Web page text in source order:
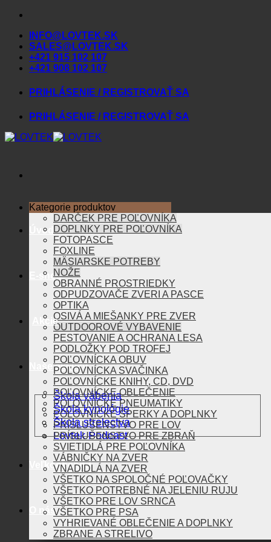
Skip
contentINFO@LOVTEK.SK
SALES@LOVTEK.SK
+421 915 102 107
+421 908 102 107
PRIHLÁSENIE / REGISTROVAŤ SA
PRIHLÁSENIE / REGISTROVAŤ SA
Úvod
E-shop
Akcie
Naše aktivity
Škola vábenia
Škola kynológie
Škola strelectva
Lovtek Podcast
Veľkoobchod
O nás
Kategorie produktov
DARČEK PRE POĽOVNÍKA
DOPLNKY PRE POĽOVNÍKA
FOTOPASCE
FOXLINE
MÄSIARSKE POTREBY
NOŽE
OBRANNÉ PROSTRIEDKY
ODPUDZOVAČE ZVERI A PASCE
OPTIKA
OSIVÁ A MIEŠANKY PRE ZVER
OUTDOOROVÉ VYBAVENIE
PESTOVANIE A OCHRANA LESA
PODLOŽKY POD TROFEJ
POĽOVNÍCKA OBUV
POĽOVNÍCKA SVAČINKA
POĽOVNÍCKE KNIHY, CD, DVD
POĽOVNÍCKE OBLEČENIE
POĽOVNÍCKE PNEUMATIKY
POĽOVNÍCKE ŠPERKY A DOPLNKY
PRÍSLUŠENSTVO PRE LOV
PRÍSLUŠENSTVO PRE ZBRAŇ
SVIETIDLÁ PRE POĽOVNÍKA
VÁBNIČKY NA ZVER
VNADIDLÁ NA ZVER
VŠETKO NA SPOLOČNÉ POĽOVAČKY
VŠETKO POTREBNÉ NA JELENIU RUJU
VŠETKO PRE LOV SRNCA
VŠETKO PRE PSA
VYHRIEVANÉ OBLEČENIE A DOPLNKY
ZBRANE A STRELIVO